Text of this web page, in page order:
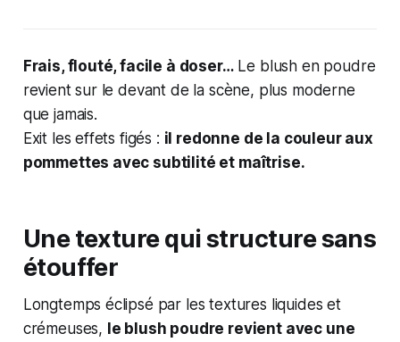
Frais, flouté, facile à doser…Le blush en poudre
revient sur le devant de la scène, plus moderne
que jamais.
Exit les effets figés : il redonne de la couleur aux
pommettes avec subtilité et maîtrise.
Une texture qui structure sans
étouffer
Longtemps éclipsé par les textures liquides et
crémeuses, le blush poudre revient avec une